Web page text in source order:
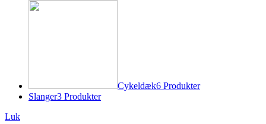
Cykeldæk6 Produkter
Slanger3 Produkter
Luk